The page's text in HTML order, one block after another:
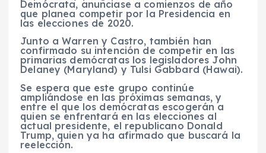
Demócrata, anunciase a comienzos de año
que planea competir por la Presidencia en
las elecciones de 2020.
Junto a Warren y Castro, también han
confirmado su intención de competir en las
primarias demócratas los legisladores John
Delaney (Maryland) y Tulsi Gabbard (Hawai).
Se espera que este grupo continúe
ampliándose en las próximas semanas, y
entre el que los demócratas escogerán a
quien se enfrentará en las elecciones al
actual presidente, el republicano Donald
Trump, quien ya ha afirmado que buscará la
reelección.